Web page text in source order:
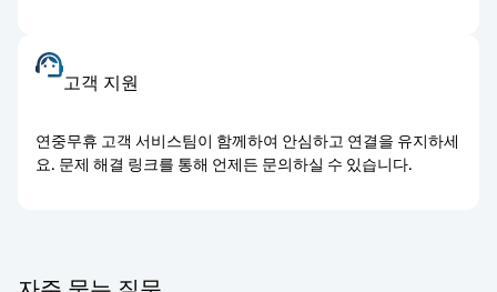
고객 지원
연중무휴 고객 서비스팀이 함께하여 안심하고 연결을 유지하세
요. 문제 해결 링크를 통해 언제든 문의하실 수 있습니다.